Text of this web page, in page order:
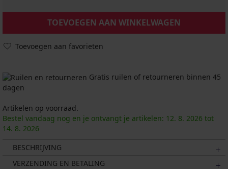
TOEVOEGEN AAN WINKELWAGEN
Toevoegen aan favorieten
Gratis ruilen of retourneren binnen 45
dagen
Artikelen op voorraad.
Bestel vandaag nog en je ontvangt je artikelen: 12. 8. 2026 tot
14. 8. 2026
BESCHRIJVING
VERZENDING EN BETALING